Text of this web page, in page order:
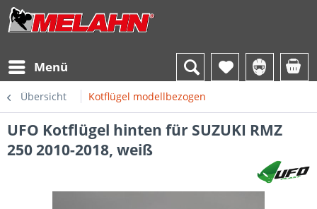
Menü
Übersicht Kotflügel modellbezogen
UFO Kotflügel hinten für SUZUKI RMZ
250 2010-2018, weiß